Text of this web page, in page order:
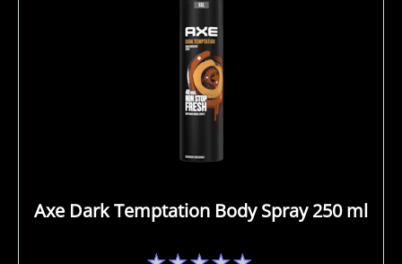
Axe Dark Temptation Body Spray 250 ml